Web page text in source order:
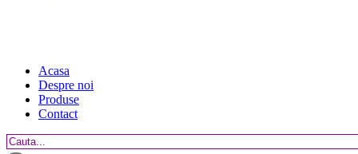
Acasa
Despre noi
Produse
Contact